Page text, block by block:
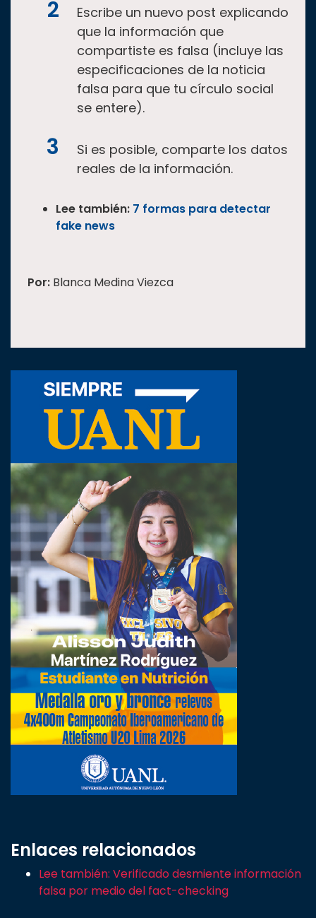
Escribe un nuevo post explicando
que la información que
compartiste es falsa (incluye las
especificaciones de la noticia
falsa para que tu círculo social
se entere).
Si es posible, comparte los datos
reales de la información.
Lee también: 7 formas para detectar
fake news
Por: Blanca Medina Viezca
Enlaces relacionados
Lee también: Verificado desmiente información
falsa por medio del fact-checking